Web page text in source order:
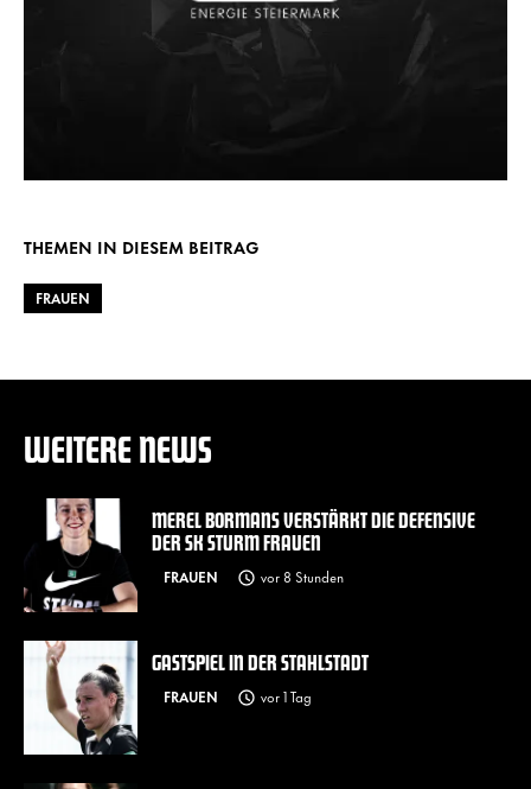
THEMEN IN DIESEM BEITRAG
FRAUEN
WEITERE NEWS
MEREL BORMANS VERSTÄRKT DIE DEFENSIVE
DER SK STURM FRAUEN
FRAUEN vor 8 Stunden
GASTSPIEL IN DER STAHLSTADT
FRAUEN vor 1 Tag